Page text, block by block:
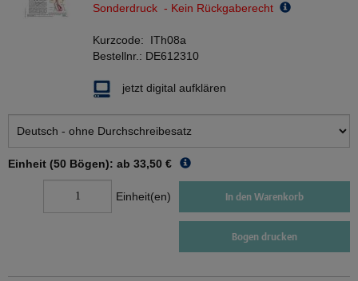
Sonderdruck - Kein Rückgaberecht
Kurzcode: ITh08a
Bestellnr.: DE612310
jetzt digital aufklären
Einheit (50 Bögen): ab 33,50 €
Einheit(en) In den Warenkorb
Bogen drucken